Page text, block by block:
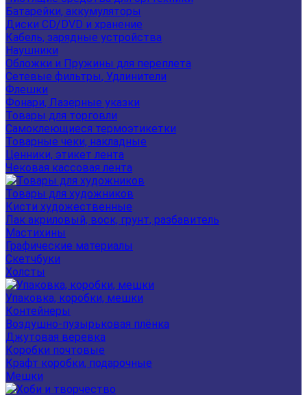
Батарейки, аккумуляторы
Диски CD/DVD и хранение
Кабель, зарядные устройства
Наушники
Обложки и Пружины для переплета
Сетевые фильтры, Удлинители
Флешки
Фонари, Лазерные указки
Товары для торговли
Самоклеющиеся термоэтикетки
Товарные чеки, накладные
Ценники, этикет лента
Чековая кассовая лента
Товары для художников
Кисти художественные
Лак акриловый, воск, грунт, разбавитель
Мастихины
Графические материалы
Скетчбуки
Холсты
Упаковка, коробки, мешки
Контейнеры
Воздушно-пузырьковая плёнка
Джутовая веревка
Коробки почтовые
Крафт коробки, подарочные
Мешки